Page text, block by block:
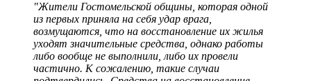
"Жители Гостомельской общины, которая одной
из первых приняла на себя удар врага,
возмущаются, что на восстановление их жилья
уходят значительные средства, однако работы
либо вообще не выполнили, либо их провели
частично. К сожалению, такие случаи